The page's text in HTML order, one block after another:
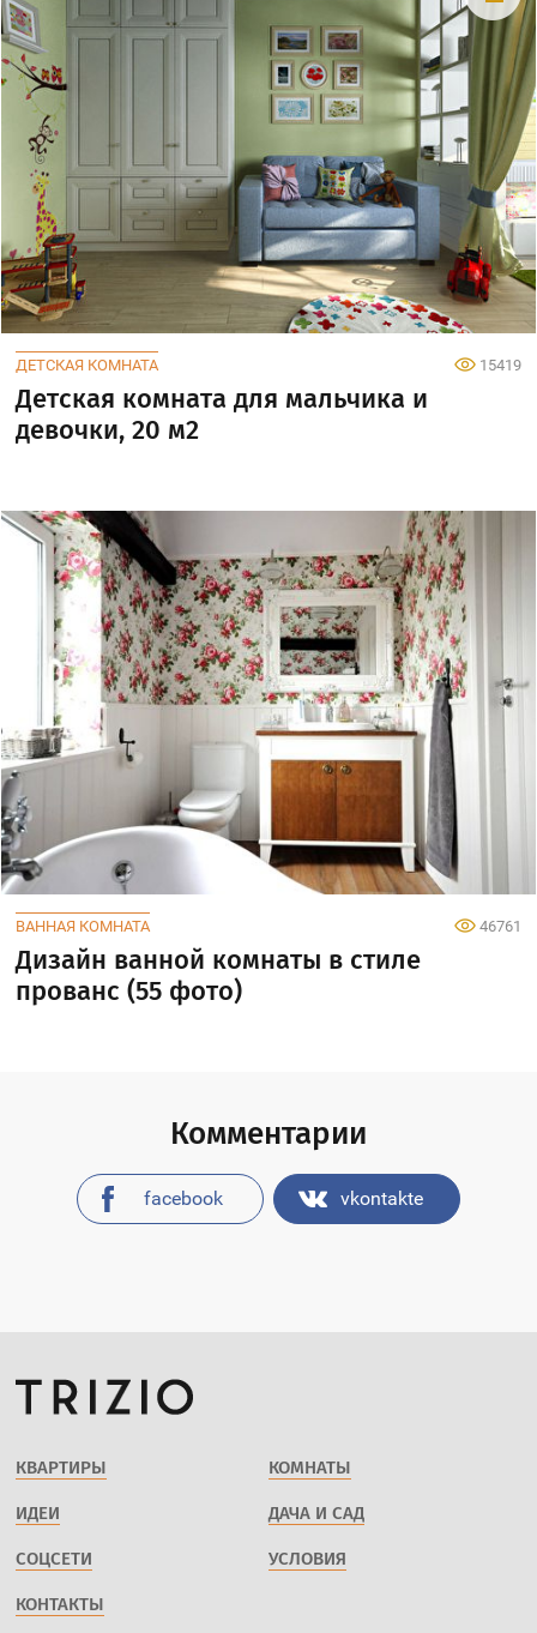
ДЕТСКАЯ КОМНАТА 15419
Детская комната для мальчика и
девочки, 20 м2
ВАННАЯ КОМНАТА 46761
Дизайн ванной комнаты в стиле
прованс (55 фото)
Комментарии
facebook vkontakte
КВАРТИРЫ КОМНАТЫ
ИДЕИ ДАЧА И САД
СОЦСЕТИ УСЛОВИЯ
КОНТАКТЫ